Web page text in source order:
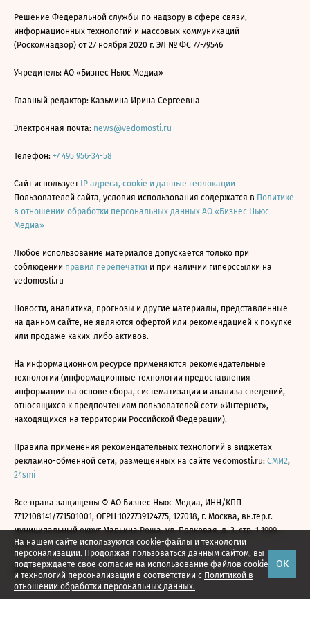
На нашем сайте используются cookie-файлы и технологии
персонализации. Продолжая пользоваться данным сайтом, вы
подтверждаете свое согласие на использование файлов cookie
и технологий персонализации в соответствии с Политикой в
отношении обработки персональных данных.
ОК
Решение Федеральной службы по надзору в сфере связи,
информационных технологий и массовых коммуникаций
(Роскомнадзор) от 27 ноября 2020 г. ЭЛ № ФС 77-79546
Учредитель: АО «Бизнес Ньюс Медиа»
Главный редактор: Казьмина Ирина Сергеевна
Электронная почта: news@vedomosti.ru
Телефон: +7 495 956-34-58
Сайт использует IP адреса, cookie и данные геолокации
Пользователей сайта, условия использования содержатся в Политике
в отношении обработки персональных данных АО «Бизнес Ньюс
Медиа»
Любое использование материалов допускается только при
соблюдении правил перепечатки и при наличии гиперссылки на
vedomosti.ru
Новости, аналитика, прогнозы и другие материалы, представленные
на данном сайте, не являются офертой или рекомендацией к покупке
или продаже каких-либо активов.
На информационном ресурсе применяются рекомендательные
технологии (информационные технологии предоставления
информации на основе сбора, систематизации и анализа сведений,
относящихся к предпочтениям пользователей сети «Интернет»,
находящихся на территории Российской Федерации).
Правила применения рекомендательных технологий в виджетах
рекламно-обменной сети, размещенных на сайте vedomosti.ru: СМИ2,
24smi
Все права защищены © АО Бизнес Ньюс Медиа, ИНН/КПП
7712108141/771501001, ОГРН 1027739124775, 127018, г. Москва, вн.тер.г.
муниципальный округ Марьина Роща, ул. Полковая, д. 3, стр. 1 1999—
2026